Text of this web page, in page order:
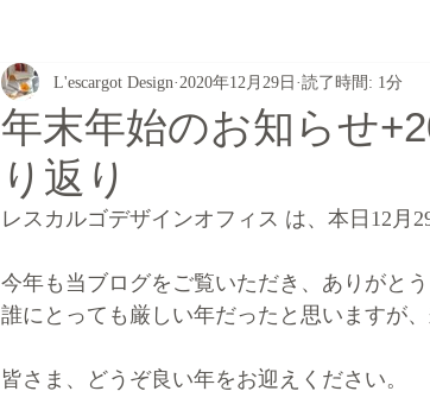
年末年始のお知らせ
り返り
L'escargot Design 2020年12月29日 読了時間: 1分
レスカルゴデザインオフィス は、本日12月
今年も当ブログをご覧いただき、ありがとう
誰にとっても厳しい年だったと思いますが
皆さま、どうぞ良い年をお迎えください。